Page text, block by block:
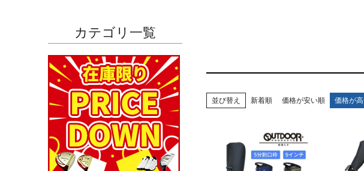
カテゴリ一覧
並び替え 新着順 価格が安い順 価格が